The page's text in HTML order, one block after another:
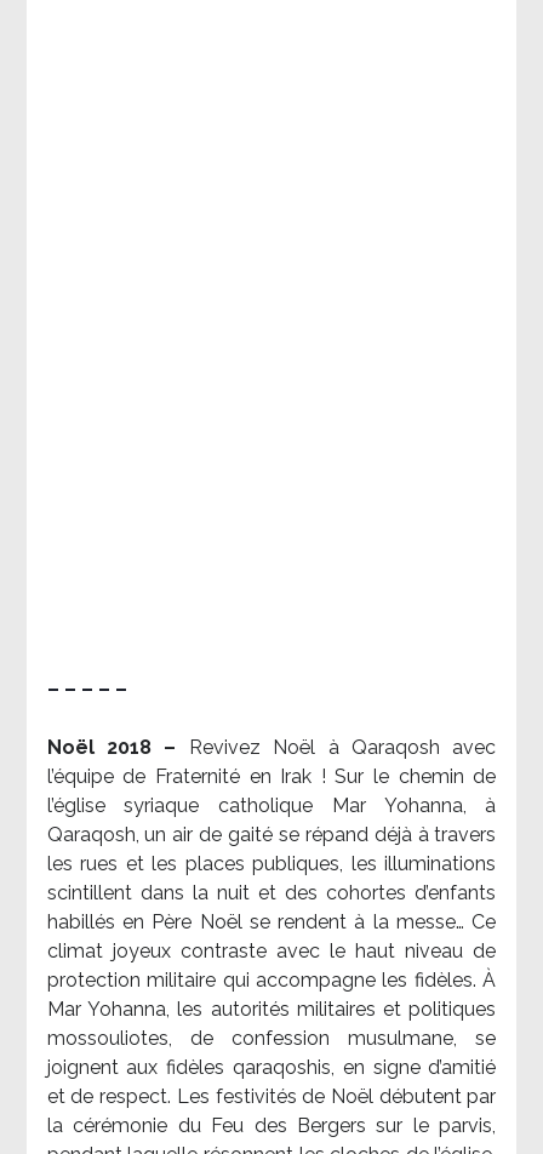
– – – – –
Noël 2018 –
Revivez Noël à Qaraqosh avec
l’équipe de Fraternité en Irak ! Sur le chemin de
l’église syriaque catholique Mar Yohanna, à
Qaraqosh, un air de gaité se répand déjà à travers
les rues et les places publiques, les illuminations
scintillent dans la nuit et des cohortes d’enfants
habillés en Père Noël se rendent à la messe… Ce
climat joyeux contraste avec le haut niveau de
protection militaire qui accompagne les fidèles. À
Mar Yohanna, les autorités militaires et politiques
mossouliotes, de confession musulmane, se
joignent aux fidèles qaraqoshis, en signe d’amitié
et de respect. Les festivités de Noël débutent par
la cérémonie du Feu des Bergers sur le parvis,